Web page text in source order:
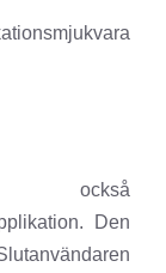
också
Den